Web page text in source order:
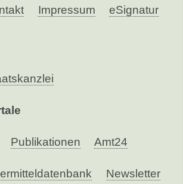
Impressum eSignatur
Publikationen Amt24
Newsletter